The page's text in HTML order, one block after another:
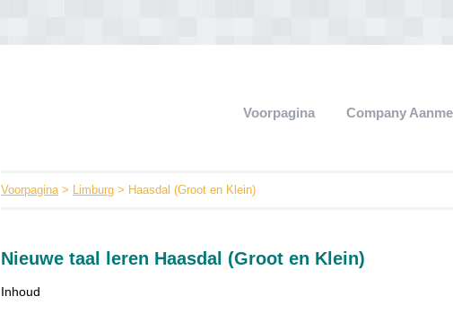
Voorpagina Company
Voorpagina> Limburg > Haasdal (Groot en Klein)
Nieuwe taal leren Haasdal (Groot en Klein)
Inhoud